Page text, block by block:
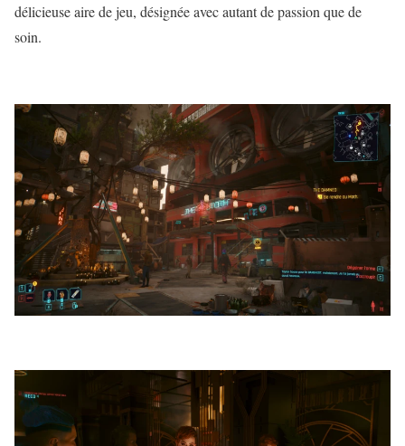
délicieuse aire de jeu, désignée avec autant de passion que de
soin.